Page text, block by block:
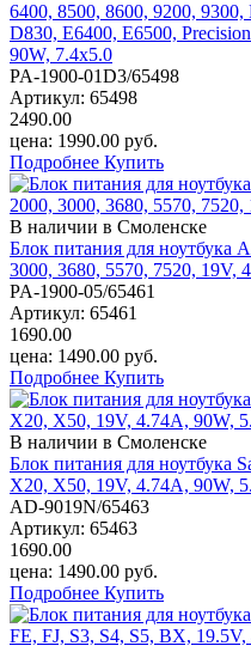
6400, 8500, 8600, 9200,
D830, E6400, E6500,
90W, 7.4х5.0
PA-1900-01D3/65498
Артикул: 65498
2490.00
цена: 1990.00 руб.
Подробнее Купить
В наличии в Смоленске
Блок питания для ноутбука
3000, 3680, 5570, 7520, 19V,
PA-1900-05/65461
Артикул: 65461
1690.00
цена: 1490.00 руб.
Подробнее Купить
В наличии в Смоленске
Блок питания для ноутбука
X20, X50, 19V, 4.74A, 90W,
AD-9019N/65463
Артикул: 65463
1690.00
цена: 1490.00 руб.
Подробнее Купить